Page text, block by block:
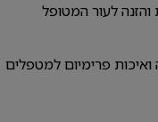
1 ליטר – הזנה ואיכות פרימיום למטפלים